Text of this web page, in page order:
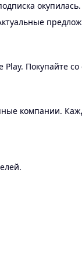
окупилась.
Покупайте со
компании.